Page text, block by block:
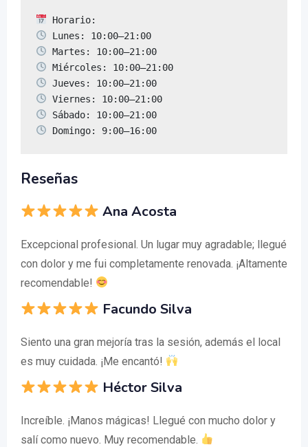
Domingo: 9:00–16:00
Reseñas
Ana Acosta
Excepcional profesional. Un lugar muy agradable; llegué
con dolor y me fui completamente renovada. ¡Altamente
recomendable!
Facundo Silva
Siento una gran mejoría tras la sesión, además el local
es muy cuidada. ¡Me encantó!
Héctor Silva
Increíble. ¡Manos mágicas! Llegué con mucho dolor y
salí como nuevo. Muy recomendable.